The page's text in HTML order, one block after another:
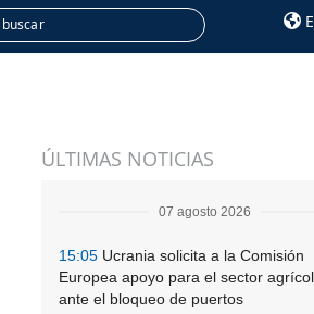
Suscripción
ÚLTIMAS NOTICIAS
07 agosto 2026
15:05 Ucrania solicita a la Comisión
Europea apoyo para el sector
ante el bloqueo de puertos